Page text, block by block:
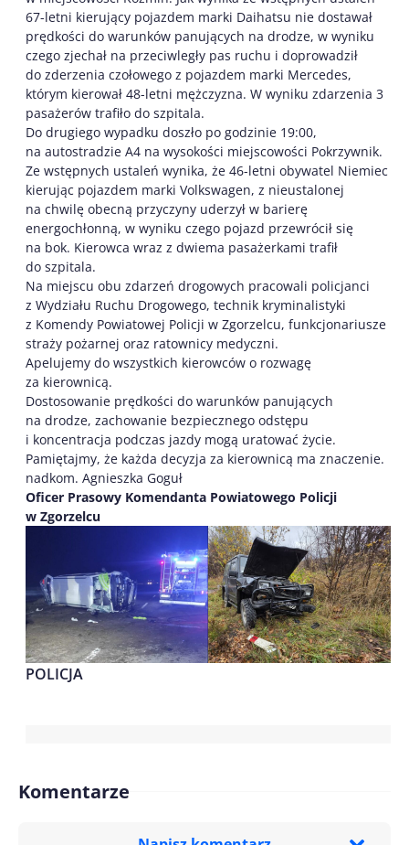
67-letni kierujący pojazdem marki Daihatsu nie dostawał
prędkości do warunków panujących na drodze, w wyniku
czego zjechał na przeciwległy pas ruchu i doprowadził
do zderzenia czołowego z pojazdem marki Mercedes,
którym kierował 48-letni mężczyzna. W wyniku zdarzenia 3
pasażerów trafiło do szpitala.
Do drugiego wypadku doszło po godzinie 19:00,
na autostradzie A4 na wysokości miejscowości Pokrzywnik.
Ze wstępnych ustaleń wynika, że 46-letni obywatel Niemiec
kierując pojazdem marki Volkswagen, z nieustalonej
na chwilę obecną przyczyny uderzył w barierę
energochłonną, w wyniku czego pojazd przewrócił się
na bok. Kierowca wraz z dwiema pasażerkami trafił
do szpitala.
Na miejscu obu zdarzeń drogowych pracowali policjanci
z Wydziału Ruchu Drogowego, technik kryminalistyki
z Komendy Powiatowej Policji w Zgorzelcu, funkcjonariusze
straży pożarnej oraz ratownicy medyczni.
Apelujemy do wszystkich kierowców o rozwagę
za kierownicą.
Dostosowanie prędkości do warunków panujących
na drodze, zachowanie bezpiecznego odstępu
i koncentracja podczas jazdy mogą uratować życie.
Pamiętajmy, że każda decyzja za kierownicą ma znaczenie.
nadkom. Agnieszka Goguł
Oficer Prasowy Komendanta Powiatowego Policji
w Zgorzelcu
POLICJA
Komentarze